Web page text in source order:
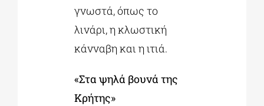
γνωστά, όπως το
λινάρι, η κλωστική
κάνναβη και η ιτιά.
«Στα ψηλά βουνά της
Κρήτης»